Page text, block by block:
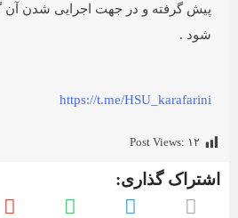
پیش گرفته و در جهت اجرایی شدن آن
شود .
https://t.me/HSU_karafarini
Post Views: ۱۲
اشتراک گذاری: